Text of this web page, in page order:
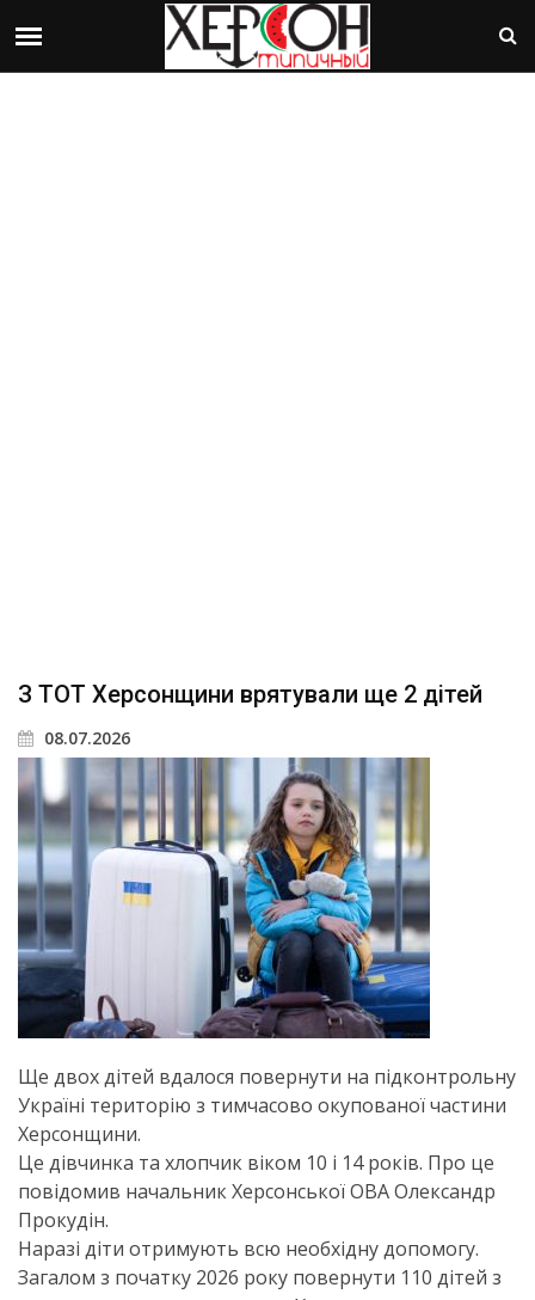
З ТОТ Херсонщини врятували ще 2 дітей
08.07.2026
Ще двох дітей вдалося повернути на підконтрольну
Україні територію з тимчасово окупованої частини
Херсонщини.
Це дівчинка та хлопчик віком 10 і 14 років. Про це
повідомив начальник Херсонської ОВА Олександр
Прокудін.
Наразі діти отримують всю необхідну допомогу.
Загалом з початку 2026 року повернути 110 дітей з